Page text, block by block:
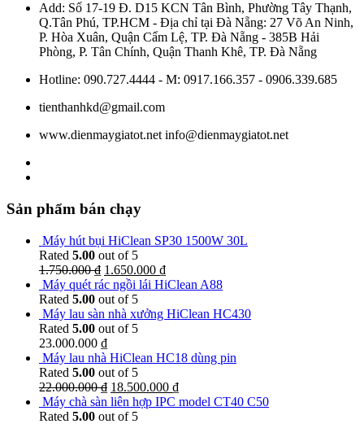
Add: Số 17-19 Đ. D15 KCN Tân Bình, Phường Tây Thạnh,
Q.Tân Phú, TP.HCM - Địa chỉ tại Đà Nẵng: 27 Võ An Ninh,
P. Hòa Xuân, Quận Cẩm Lệ, TP. Đà Nẵng - 385B Hải
Phòng, P. Tân Chính, Quận Thanh Khê, TP. Đà Nẵng
Hotline: 090.727.4444 - M: 0917.166.357 - 0906.339.685
tienthanhkd@gmail.com
www.dienmaygiatot.net info@dienmaygiatot.net
Sản phẩm bán chạy
Máy hút bụi HiClean SP30 1500W 30L
Rated 5.00 out of 5
1.750.000₫ 1.650.000 ₫
Máy quét rác ngồi lái HiClean A88
Rated 5.00 out of 5
Máy lau sàn nhà xưởng HiClean HC430
Rated 5.00 out of 5
23.000.000 ₫
Máy lau nhà HiClean HC18 dùng pin
Rated 5.00 out of 5
22.000.000₫ 18.500.000 ₫
Máy chà sàn liên hợp IPC model CT40 C50
Rated 5.00 out of 5